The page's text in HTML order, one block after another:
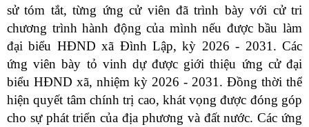
sử tóm tắt, từng ứng cử viên đã trình bày với cử tri
chương trình hành động của mình nếu được bầu làm
đại biểu HĐND xã Đình Lập, kỳ 2026 - 2031. Các
ứng viên bày tỏ vinh dự được giới thiệu ứng cử đại
biểu HĐND xã, nhiệm kỳ 2026 - 2031. Đồng thời thể
hiện quyết tâm chính trị cao, khát vọng được đóng góp
cho sự phát triển của địa phương và đất nước. Các ứng